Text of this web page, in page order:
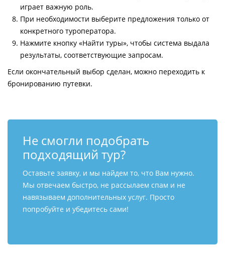
играет важную роль.
При необходимости выберите предложения только от
конкретного туроператора.
Нажмите кнопку «Найти туры», чтобы система выдала
результаты, соответствующие запросам.
Если окончательный выбор сделан, можно переходить к
бронированию путевки.
Не смогли подобрать
подходящий тур?
Оставьте заявку, и мы найдем то, что Вам нужно.
Мы отвечаем быстро, не рассылаем спам и не
навязываем дополнительных услуг. Просто
попробуйте и убедитесь сами!